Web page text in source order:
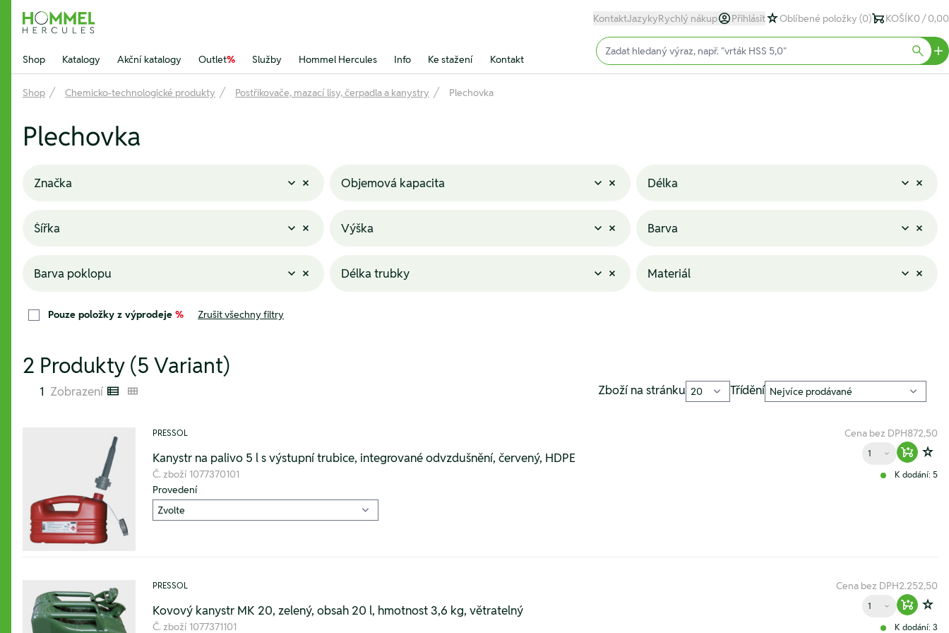
Hommel Hercules
KontaktJazykyRychlý nákup Přihlásit Oblíbené položky (0) KOŠÍK0 / 0,00
Shop Katalogy Akční katalogy Outlet% Služby Hommel Hercules Info Ke stažení Kontakt
Input (text)
Shop Chemicko-technologické produkty Postřikovače, mazací lisy, čerpadla a kanystry Plechovka
Plechovka
Značka Objemová kapacita Délka
Šířka Výška Barva
Barva poklopu Délka trubky Materiál
Pouze položky z výprodeje % Zrušit všechny filtry
2 Produkty (5 Variant)
1 Zobrazení Listenansicht
Kachelansicht Zboží na stránku Třídění
PRESSOL
Kanystr na palivo 5 l s výstupní trubice, integrované odvzdušnění, červený, HDPE
Č. zboží 1077370101
Provedení
Cena bez DPH872,50
Množství
Zur
K dodání: 5
PRESSOL
Kovový kanystr MK 20, zelený, obsah 20 l, hmotnost 3,6 kg, větratelný
Č. zboží 1077371101
Cena bez DPH2.252,50
Množství
Zur
K dodání: 3